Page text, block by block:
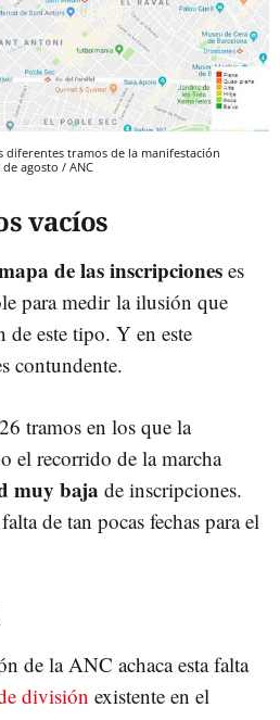
diferentes tramos de la manifestación
agosto / ANC
vacíos
de las inscripciones es
para medir la ilusión que
de este tipo. Y en este
contundente.
tramos en los que la
el recorrido de la marcha
muy baja de inscripciones.
de tan pocas fechas para el
de la ANC achaca esta falta
división existente en el